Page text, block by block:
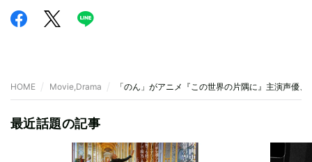
HOME Movie,Drama 「のん」がアニメ『この世界の片隅に』主演声優
最近話題の記事